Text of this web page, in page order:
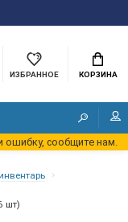
ИЗБРАННОЕ КОРЗИНА
ошибку, сообщите нам.
шт)